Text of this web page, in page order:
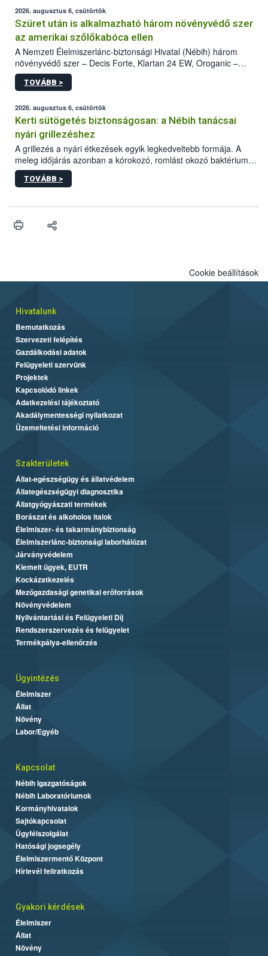
2026. augusztus 6, csütörtök
Szüret után is alkalmazható három növényvédő szer
az amerikai szőlőkabóca ellen
A Nemzeti Élelmiszerlánc-biztonsági Hivatal (Nébih) három
növényvédő szer – Decis Forte, Klartan 24 EW, Oroganic –
engedélyokiratát módosította, így azok a szüretet követően,
egészen a vesszőérettség (BBCH 91) stádiumáig
érésű szőlőkben is legyen lehetőség a károsító elleni további
védekezésre. Az Oroganic készítmény kis kiszerelésben kiskerti
felhasználók számára is elérhető és ökológiai termesztésben is
engedélyezett.
TOVÁBB >
2026. augusztus 6, csütörtök
Kerti sütögetés biztonságosan: a Nébih tanácsai
nyári grillezéshez
A grillezés a nyári étkezések egyik legkedveltebb formája. A
meleg időjárás azonban a kórokozó, romlást okozó baktériumok
gyorsabb szaporodásának is kedvez. A szabadtéri sütögetés
ezért nem csupán a megfelelő sütési technikáról szól: legalább
higiéniai szabályok betartása, a megfelelő hőkezelés, valamint a
biztonsági Hivatal (Nébih) Oktatási Programja összegyűjtötte a
TOVÁBB >
Cookie beállítások
Hivatalunk
Bemutatkozás
Szervezeti felépítés
Gazdálkodási adatok
Felügyeleti szervünk
Projektek
Kapcsolódó linkek
Adatkezelési tájékoztató
Akadálymentességi nyilatkozat
Üzemeltetési információ
Szakterületek
Állat-egészségügy és állatvédelem
Állategészségügyi diagnosztika
Állatgyógyászati termékek
Borászat és alkoholos italok
Élelmiszer- és takarmánybiztonság
Élelmiszerlánc-biztonsági laborhálózat
Járványvédelem
Kiemelt ügyek, EUTR
Kockázatkezelés
Mezőgazdasági genetikai erőforrások
Növényvédelem
Nyilvántartási és Felügyeleti Díj
Rendszerszervezés és felügyelet
Termékpálya-ellenőrzés
Ügyintézés
Élelmiszer
Állat
Növény
Labor/Egyéb
Kapcsolat
Nébih Igazgatóságok
Nébih Laboratóriumok
Kormányhivatalok
Sajtókapcsolat
Ügyfélszolgálat
Hatósági jogsegély
Élelmiszermentő Központ
Hírlevél feliratkozás
Gyakori kérdések
Élelmiszer
Állat
Növény